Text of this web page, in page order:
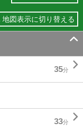
地図表示に切り替える

35分 
33分 